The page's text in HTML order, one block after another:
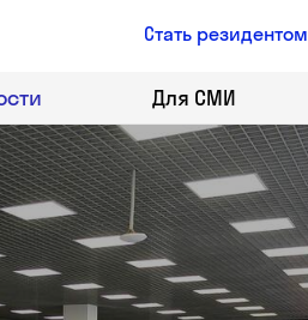
Стать резидентом
Для СМИ